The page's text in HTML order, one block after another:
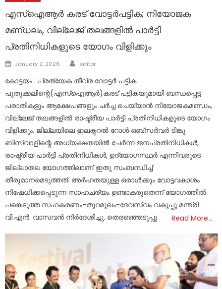
എസ്ഐആർ കരട് വോട്ടർപട്ടിക; നിയോജക
മണ്ധലം, വില്ലേജ് തലങ്ങളിൽ പാർട്ടി
പ്രതിനിധികളുടെ യോഗം വിളിക്കും
Posted
January 2, 2026 Author
editor
കോട്ടയം : പ്രത്യേക തീവ്ര വോട്ടർ പട്ടിക
പുതുക്കലിന്റെ(എസ്ഐആർ)കരട് പട്ടികയുമായി ബന്ധപ്പെട്ട
പരാതികളും ആക്ഷേപങ്ങളും ചർച്ച ചെയ്യാൻ നിയോജകമണ്ഡം,
വില്ലേജ് തലങ്ങളിൽ രാഷ്ട്രീയ പാർട്ടി പ്രതിനിധികളുടെ യോഗം
വിളിക്കും. ജില്ലയിലെ ഇലക്ടറൽ റോൾ ഒബ്സർവർ ടിങ്കു
ബിസ്വാളിന്റെ അധ്യക്ഷതയിൽ ചേർന്ന ജനപ്രതിനിധികൾ,
രാഷ്ട്രീയ പാർട്ടി പ്രതിനിധികൾ, ഉദ്യോഗസ്ഥർ എന്നിവരുടെ
ജില്ലാതല യോഗത്തിലാണ് ഇതു സംബന്ധിച്ച്
തീരുമാനമെടുത്തത്. അർഹതയുള്ള ഒരാൾക്കും വോട്ടവകാശം
നിഷേധിക്കപ്പെടുന്ന സാഹചര്യം ഉണ്ടാകരുതെന്ന് യോഗത്തിൽ
പങ്കെടുത്ത സഹകരണം-തുറമുഖം-ദേവസ്വം വകുപ്പു മന്ത്രി
വി.എൻ. വാസവൻ നിർദേശിച്ചു. തെരഞ്ഞെടുപ്പു
Read More…